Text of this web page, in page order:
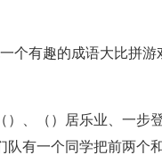
个有趣的成语大比拼
、（）居乐业、一步
有一个同学把前两个